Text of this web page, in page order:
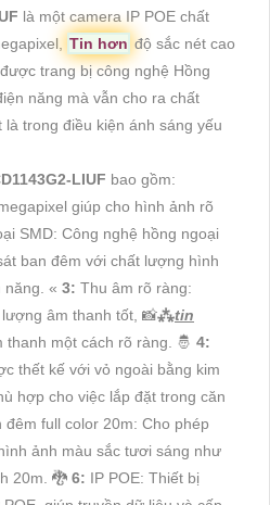
là một camera IP POE chất
Tin hơn độ sắc nét cao
trang bị công nghệ Hồng
năng mà vẫn cho ra chất
trong điều kiện ánh sáng yếu
LIUF bao gồm:
giúp cho hình ảnh rõ
SMD: Công nghệ hồng ngoại
ban đêm với chất lượng hình
năng. « 3: Thu âm rõ ràng:
âm thanh tốt, 📸⁂tin
thanh một cách rõ ràng. 🤴 4:
thết kế với vỏ ngoài bằng kim
hợp cho việc lắp đặt trong căn
đêm full color 20m: Cho phép
ảnh màu sắc tươi sáng như
20m. 🐉️ 6: IP POE: Thiết bị